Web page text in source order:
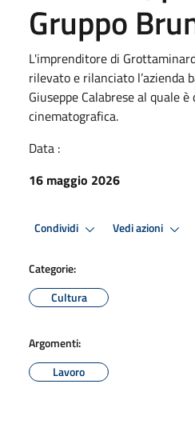
Gruppo
L'imprenditore di
rilevato e rilanciato l’azienda
Giuseppe Calabrese al quale
cinematografica.
Data :
16 maggio 2026
Condividi Vedi azioni
Categorie:
Cultura
Argomenti:
Lavoro